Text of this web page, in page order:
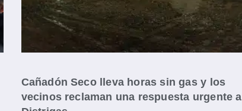
Cañadón Seco lleva horas sin gas y los
vecinos reclaman una respuesta urgente a